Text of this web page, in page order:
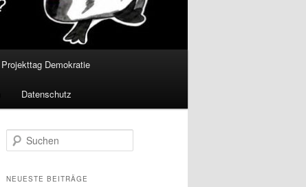
Projekttag Demokratie
Datenschutz
u
h
NEUESTE BEITRÄGE